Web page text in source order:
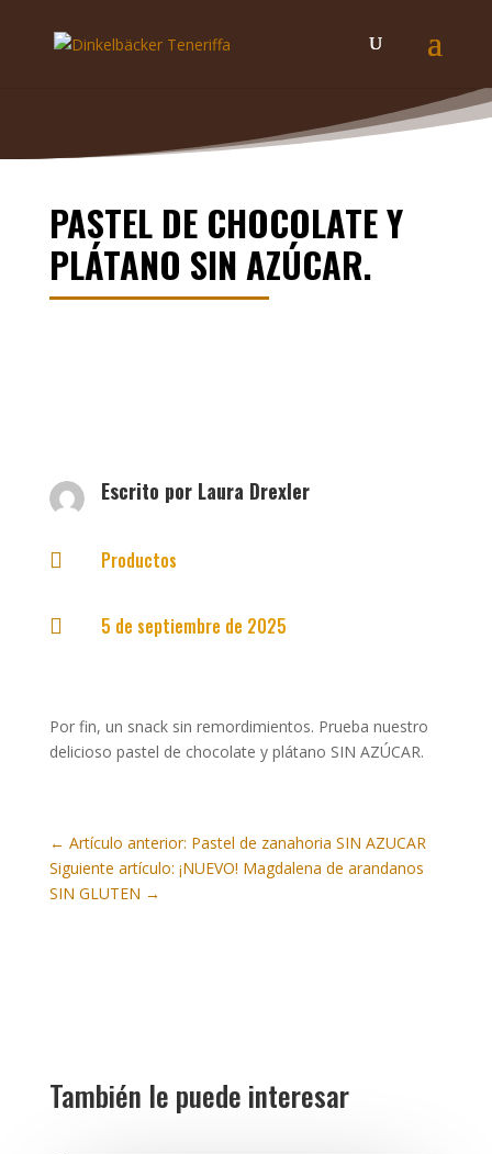
PASTEL DE CHOCOLATE Y
PLÁTANO SIN AZÚCAR.
Escrito por Laura Drexler
 Productos
 5 de septiembre de 2025
Por fin, un snack sin remordimientos. Prueba nuestro
delicioso pastel de chocolate y plátano SIN AZÚCAR.
← Artículo anterior: Pastel de zanahoria SIN AZUCAR
Siguiente artículo: ¡NUEVO! Magdalena de arandanos
SIN GLUTEN →
También le puede interesar